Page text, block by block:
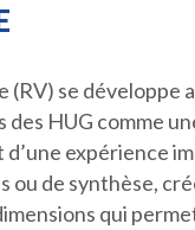
(RV) se développe
des HUG comme
d’une expérience
ou de synthèse,
qui